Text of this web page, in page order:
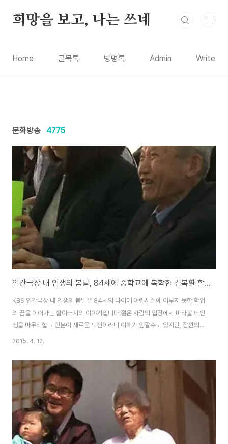
희망을 보고, 나는 쓰네
Home 글목록 방명록 Admin Write
문화방송 4775
인간극장 내 인생의 봄날, 84세에 중학교에 복학한 김복환 할아버지의 전성시대
KBS 인간극장 내 인생의 봄날은 84세의 나이에 어린시절에 이루지 못한 학업
의 꿈을 이어가는 할아버지의 이야기입니다.젊은 사람의 입장에서 바라볼때 인
생을 마무리할 노인분이 새로운 도전이라니 이해가 안갈수도 있지만, 잠깐의
배움은 어렵지만 못 배운 설움은 일평생이라는 말처럼 평생의 아쉬움을 이제서
할매 전성시대, 초등학교에 입학해서 한글을 배우는 장춘이 할머니의 이야기
SBS 순간포착 세상에 이런 일이 - 64세 중학생 할머니아니 세상에 이런 일이
라고 생각하실수도 있겠지만, 실제로 이런 일은 종종 있다고 하는데, 할아버지
또한 TV에서 할머니가 수능시험에 도전을 하는것을 보고 자극을 받아서 다시
금 시작을 하게 되었다고 하더군요. ..
2015. 4. 12.